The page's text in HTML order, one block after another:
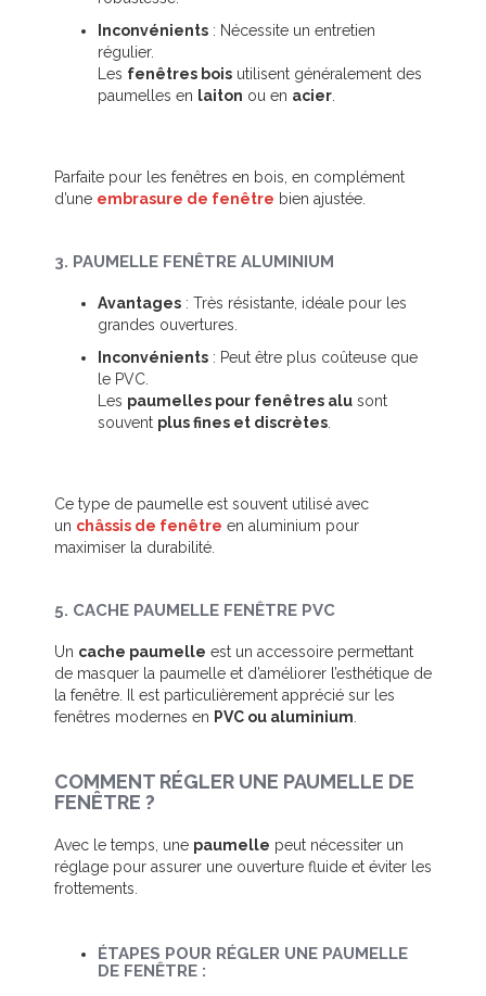
Inconvénients : Nécessite un entretien
régulier.
Les fenêtres bois utilisent généralement des
paumelles en laiton ou en acier
Parfaite pour les fenêtres en bois, en complément
d’une embrasure de fenêtre bien ajustée.
3. PAUMELLE FENÊTRE ALUMINIUM
Avantages : Très résistante, idéale pour les
grandes ouvertures.
Inconvénients : Peut être plus coûteuse que
le PVC.
Les paumelles pour fenêtres alu sont
souvent plus fines et discrètes
Ce type de paumelle est souvent utilisé avec
un châssis de fenêtre en aluminium pour
maximiser la durabilité.
5. CACHE PAUMELLE FENÊTRE PVC
Un cache paumelle est un accessoire permettant
de masquer la paumelle et d’améliorer l’esthétique de
la fenêtre. Il est particulièrement apprécié sur les
fenêtres modernes en PVC ou aluminium
COMMENT RÉGLER UNE PAUMELLE DE
FENÊTRE ?
Avec le temps, une paumelle peut nécessiter un
réglage pour assurer une ouverture fluide et éviter les
frottements.
ÉTAPES POUR RÉGLER UNE PAUMELLE
DE FENÊTRE :